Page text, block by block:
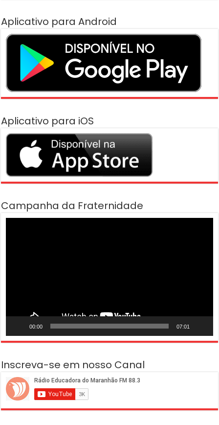
Aplicativo para Android
Aplicativo para iOS
Campanha da Fraternidade
00:00 07:01
Inscreva-se em nosso Canal